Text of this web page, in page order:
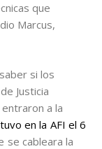
que
Marcus,
si los
Justicia
a la
en la AFI el 6
se cableara la